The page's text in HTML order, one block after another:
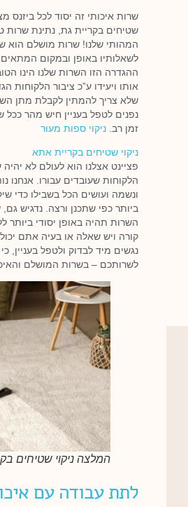
שרות איכותי זה יסוד לכל ביזנס
שטיחים בקריית גת, נתינת שרות טוב
המהותי שלנו! שרות מושלם הוא
לשאלותיו באופן ובמקום המתאים.
ההגדרה הזו השרות שלנו הינו הטוב
אותו ויעידו ע”כ ציבור הלקוחות הגדול
שלא צריך להמתין לקבלת מתן השרות
נפנים לטפל בעניין חיש מהר ככל
זמן רב. ניקוי ספות מעור
ניקוי שטיחים בקריית אתא
פציינט אצלנו הוא לעולם לא יהיה
הלקוחות שעובדים עבורו. אנחנו
ונשמה ועושים הכל בשבילו כדי
ביותר כפי שתכנן ורצה. נדגיש גם,
השרות תהיה באופן יסודי ביותר ללא
קורה ויש שאלה או בעיה אתם יכולים
נגשים מיד לבדוק ולטפל בעניין, כי
לשרותכם – בשרות המושלם והאיכותי
המלצה ניקוי שטיחים
לתת עבודה עם